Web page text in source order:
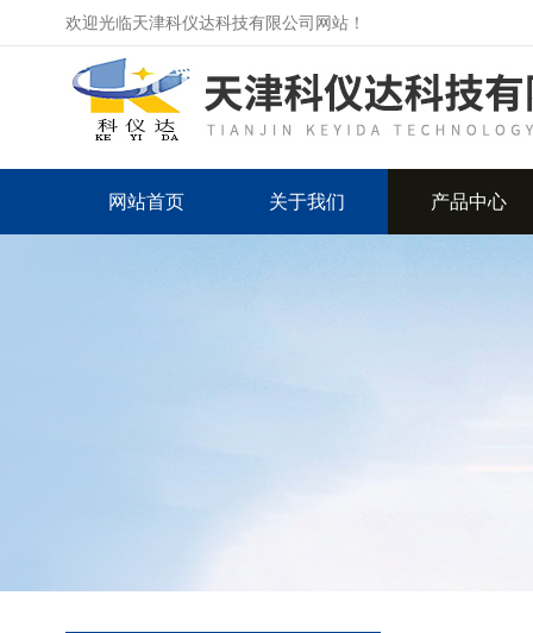
欢迎光临天津科仪达科技有限公司网站！
网站首页 关于我们 产品中心